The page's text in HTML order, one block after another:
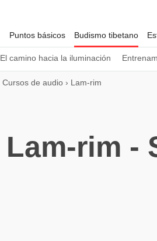
Puntos básicos Budismo tibetano
El camino hacia la iluminación
Cursos de audio › Lam-rim
Lam-rim -